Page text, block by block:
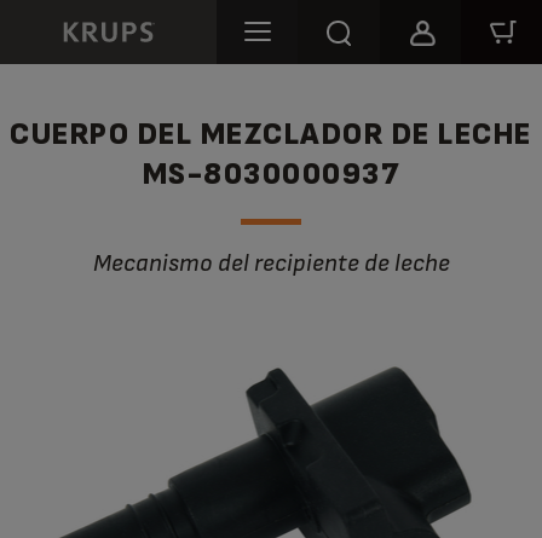
CUERPO DEL MEZCLADOR DE LECHE
MS-8030000937
Mecanismo del recipiente de leche